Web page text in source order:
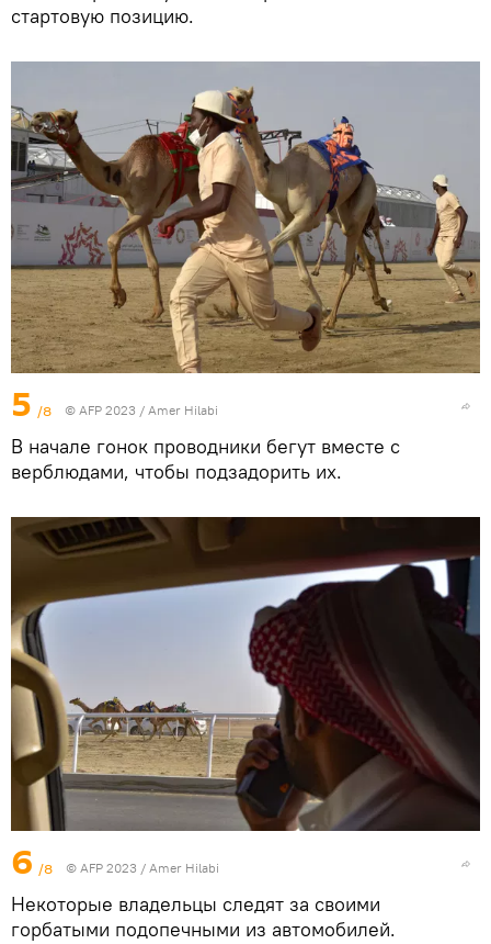
стартовую позицию.
5 /8 © AFP 2023 / Amer Hilabi
В начале гонок проводники бегут вместе с
верблюдами, чтобы подзадорить их.
6 /8 © AFP 2023 / Amer Hilabi
Некоторые владельцы следят за своими
горбатыми подопечными из автомобилей.